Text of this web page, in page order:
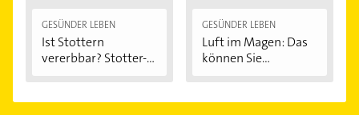
GESÜNDER LEBEN
Ist Stottern
vererbbar? Stotter-
GESÜNDER LEBEN
Luft im Magen: Das
können Sie...